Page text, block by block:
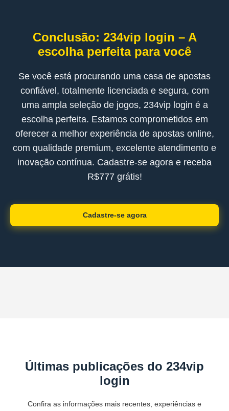
Conclusão: 234vip login – A
escolha perfeita para você
Se você está procurando uma casa de apostas
confiável, totalmente licenciada e segura, com
uma ampla seleção de jogos, 234vip login é a
escolha perfeita. Estamos comprometidos em
oferecer a melhor experiência de apostas online,
com qualidade premium, excelente atendimento e
inovação contínua. Cadastre-se agora e receba
R$777 grátis!
Cadastre-se agora
Últimas publicações do 234vip
login
Confira as informações mais recentes, experiências e